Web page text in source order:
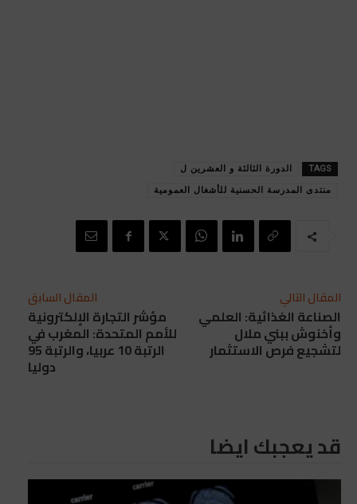
TAGS الدورة الثالثة و العشرين ل
منتدى المدرسة الحسنية للأشغال العمومية
المقال السابق
مؤشر التجارة الإلكترونية
للأمم المتحدة: المغرب في
الرتبة 10 عربيا، والرتبة 95
دوليا
المقال التالي
الصناعة الغذائية: العلمي
وأخنوش ببني ملال
لتشجيع فرص الاستثمار
قد يعجبك ايضا